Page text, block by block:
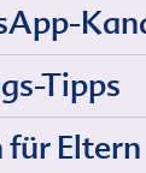
Tipps
für Eltern